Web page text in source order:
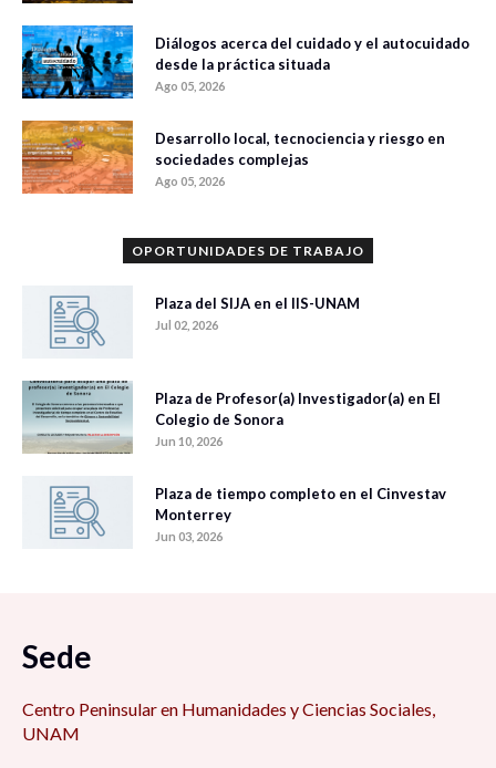
Diálogos acerca del cuidado y el autocuidado
desde la práctica situada
Ago 05, 2026
Desarrollo local, tecnociencia y riesgo en
sociedades complejas
Ago 05, 2026
OPORTUNIDADES DE TRABAJO
Plaza del SIJA en el IIS-UNAM
Jul 02, 2026
Plaza de Profesor(a) Investigador(a) en El
Colegio de Sonora
Jun 10, 2026
Plaza de tiempo completo en el Cinvestav
Monterrey
Jun 03, 2026
Sede
Centro Peninsular en Humanidades y Ciencias Sociales,
UNAM